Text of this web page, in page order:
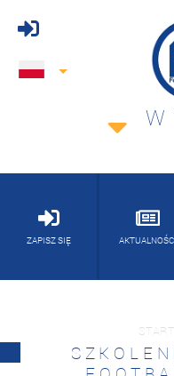
ZAPISZ SIĘ